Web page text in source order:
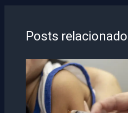
Posts